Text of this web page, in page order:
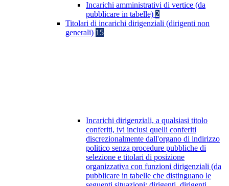
Incarichi amministrativi di vertice (da
pubblicare in tabelle) 2
Titolari di incarichi dirigenziali (dirigenti non
generali) 15
Incarichi dirigenziali, a qualsiasi titolo
conferiti, ivi inclusi quelli conferiti
discrezionalmente dall'organo di indirizzo
politico senza procedure pubbliche di
selezione e titolari di posizione
organizzativa con funzioni dirigenziali (da
pubblicare in tabelle che distinguano le